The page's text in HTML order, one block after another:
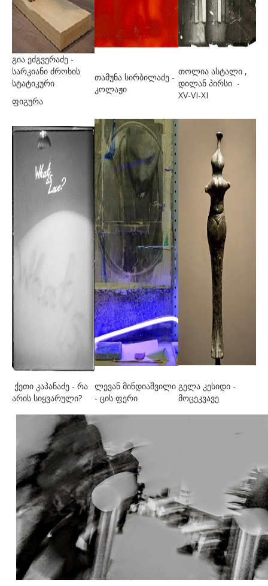
გია ეძგვერაძე -
სარკიანი ძროხის
სტატიკური
ფიგურა
თამუნა სირბილაძე -
კოლაჟი
თოლია ასტალი ,
დილან პირსი -
XV-VI-XI
ქეთი კაპანაძე - რა
არის სიყვარული?
ლევან მინდიაშვილი
- ცის ფერი
გელა კესიდი -
მოცეკვავე